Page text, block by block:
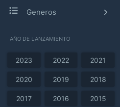
Generos
AÑO DE LANZAMIENTO
2023 2022 2021
2020 2019 2018
2017 2016 2015